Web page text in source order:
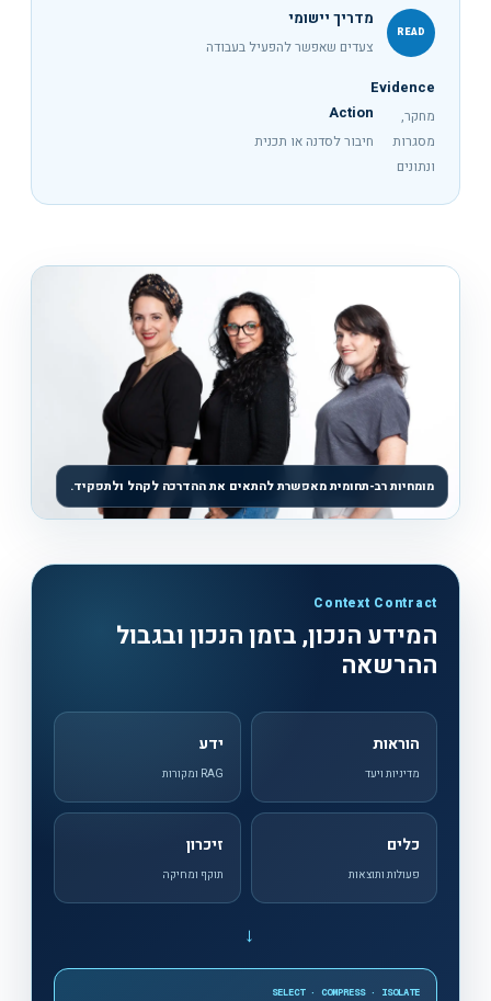
READ
מדריך יישומי
צעדים שאפשר להפעיל בעבודה
Evidence
מחקר,
מסגרות
ונתונים
Action
חיבור לסדנה או תכנית
מומחיות רב-תחומית מאפשרת להתאים את ההדרכה לקהל ולתפקיד.
Context Contract
המידע הנכון, בזמן הנכון ובגבול
ההרשאה
הוראות
מדיניות ויעד
ידע
RAG ומקורות
כלים
פעולות ותוצאות
זיכרון
תוקף ומחיקה
←
SELECT · COMPRESS · ISOLATE